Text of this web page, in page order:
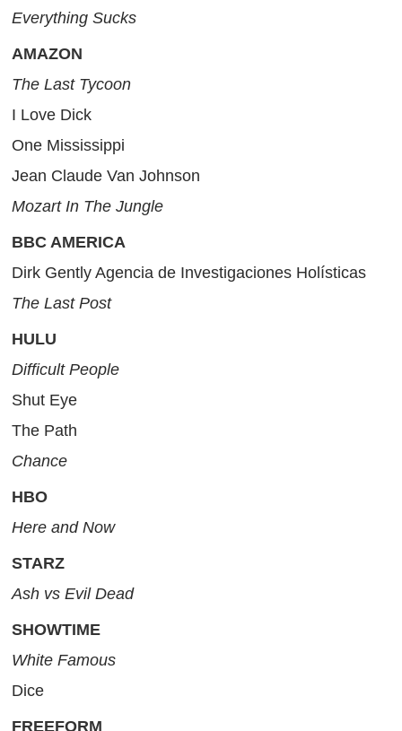
Everything Sucks
AMAZON
The Last Tycoon
I Love Dick
One Mississippi
Jean Claude Van Johnson
Mozart In The Jungle
BBC AMERICA
Dirk Gently Agencia de Investigaciones Holísticas
The Last Post
HULU
Difficult People
Shut Eye
The Path
Chance
HBO
Here and Now
STARZ
Ash vs Evil Dead
SHOWTIME
White Famous
Dice
FREEFORM